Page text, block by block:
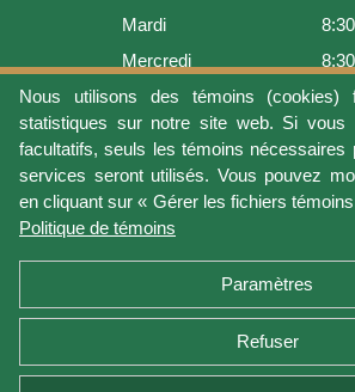
Nous utilisons des témoins (cookies)
statistiques sur notre site web. Si vous
facultatifs, seuls les témoins nécessaires
services seront utilisés. Vous pouvez
en cliquant sur « Gérer les fichiers
Politique de témoins
Paramètres
Refuser
Mardi
Mercredi
Jeudi
Vendredi
Samedi
Dimanche